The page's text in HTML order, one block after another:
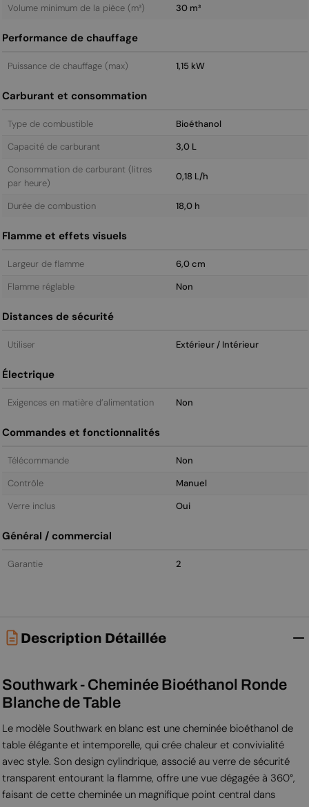
Volume minimum de la pièce (m³)
30 m³
Performance de chauffage
Puissance de chauffage (max) 1,15 kW
Carburant et consommation
Type de combustible
Bioéthanol
Capacité de carburant
3,0 L
Consommation de carburant (litres
par heure)
0,18 L/h
Durée de combustion 18,0 h
Flamme et effets visuels
Largeur de flamme
6,0 cm
Flamme réglable
Non
Distances de sécurité
Utiliser Extérieur / Intérieur
Électrique
Exigences en matière d’alimentation Non
Commandes et fonctionnalités
Télécommande
Non
Contrôle
Manuel
Verre inclus
Oui
Général / commercial
Garantie 2
Description Détaillée
Southwark - Cheminée Bioéthanol Ronde
Blanche de Table
Le modèle Southwark en blanc est une cheminée bioéthanol de
table élégante et intemporelle, qui crée chaleur et convivialité
avec style. Son design cylindrique, associé au verre de sécurité
transparent entourant la flamme, offre une vue dégagée à 360°,
faisant de cette cheminée un magnifique point central dans